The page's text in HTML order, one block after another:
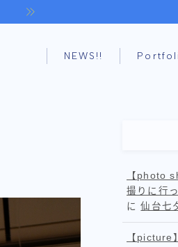
NEWS!!
【photo
撮りに行
に仙台七
【picture